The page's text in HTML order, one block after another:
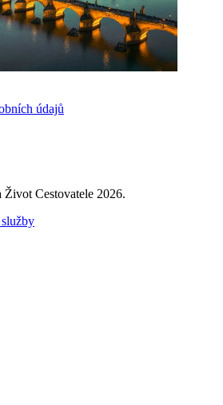
údajů
Život Cestovatele 2026.